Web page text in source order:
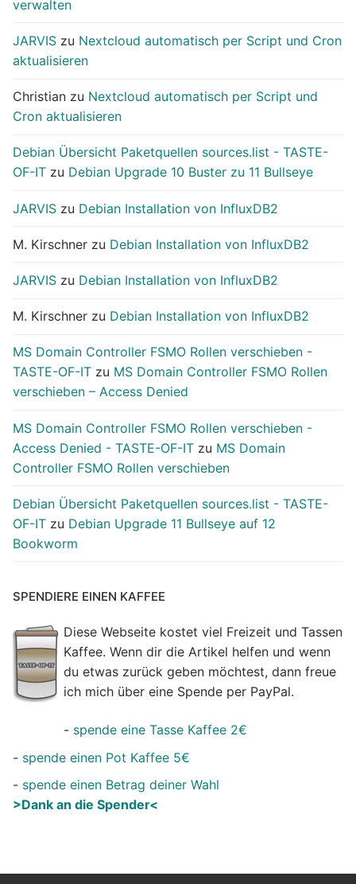
verwalten
JARVIS zu Nextcloud automatisch per Script und Cron
aktualisieren
Christian zu Nextcloud automatisch per Script und
Cron aktualisieren
Debian Übersicht Paketquellen sources.list - TASTE-
OF-IT zu Debian Upgrade 10 Buster zu 11 Bullseye
JARVIS zu Debian Installation von InfluxDB2
M. Kirschner zu Debian Installation von InfluxDB2
JARVIS zu Debian Installation von InfluxDB2
M. Kirschner zu Debian Installation von InfluxDB2
MS Domain Controller FSMO Rollen verschieben -
TASTE-OF-IT zu MS Domain Controller FSMO Rollen
verschieben – Access Denied
MS Domain Controller FSMO Rollen verschieben -
Access Denied - TASTE-OF-IT zu MS Domain
Controller FSMO Rollen verschieben
Debian Übersicht Paketquellen sources.list - TASTE-
OF-IT zu Debian Upgrade 11 Bullseye auf 12
Bookworm
SPENDIERE EINEN KAFFEE
Diese Webseite kostet viel Freizeit und Tassen
Kaffee. Wenn dir die Artikel helfen und wenn
du etwas zurück geben möchtest, dann freue
ich mich über eine Spende per PayPal.
- spende eine Tasse Kaffee 2€
- spende einen Pot Kaffee 5€
- spende einen Betrag deiner Wahl
>Dank an die Spender<